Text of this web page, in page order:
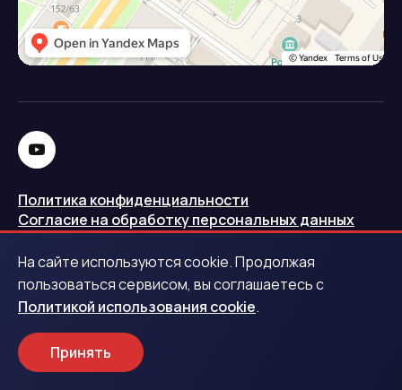
Политика конфиденциальности
Согласие на обработку персональных данных
Политика использования cookie
Запись в реестре операторов персональных данных
РКН
Центральный банк Российской Федерации
На сайте используются cookie. Продолжая
пользоваться сервисом, вы соглашаетесь с
Политикой использования cookie.
Принять